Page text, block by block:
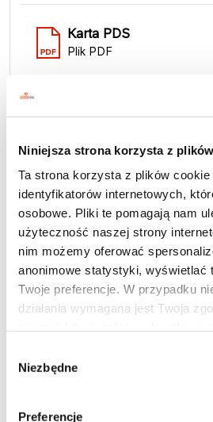
Niniejsza strona korzysta z
Ta strona korzysta z plików cookie
identyfikatorów internetowych,
osobowe. Pliki te pomagają nam
użyteczność naszej strony
nim możemy oferować
anonimowe statystyki, wyświetlać
Twoje preferencje. W przypadku
działania wymagana jest Twoja
otworzyć w dowolnym momencie
. Poszczególne
zgody
Niezbędne
Preferencje
Karta PDS
Plik PDF
Oleje sprężarkowe
CORALIA PE